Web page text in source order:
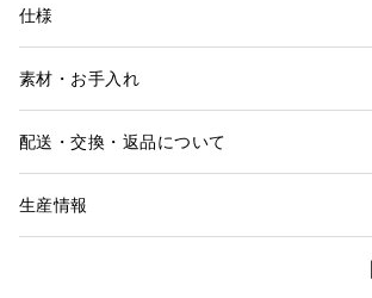
仕様
素材・お手入れ
配送・交換・返品について
生産情報